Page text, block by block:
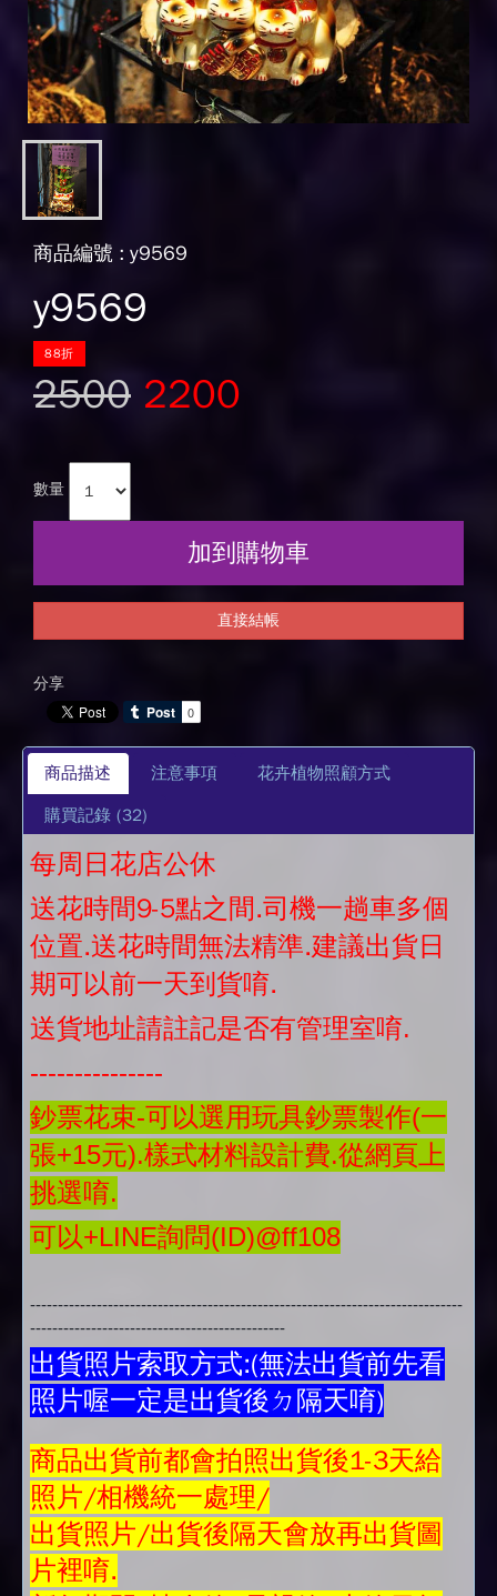
商品編號 : y9569
y9569
88折
2500 2200
數量
加到購物車
直接結帳
分享
商品描述 注意事項
花卉植物照顧方式
購買記錄(32)
每周日花店公休
送花時間9-5點之間.司機一趟車多個
位置.送花時間無法精準.建議出貨日
期可以前一天到貨唷.
送貨地址請註記是否有管理室唷.
---------------
鈔票花束-可以選用玩具鈔票製作(一
張+15元).樣式材料設計費.從網頁上
挑選唷.
可以+LINE詢問(ID)@ff108
------------------------------------------------------------------------------
----------------------------------------------
出貨照片索取方式:(無法出貨前先看
照片喔一定是出貨後ㄉ隔天唷)
商品出貨前都會拍照出貨後1-3天給
照片/相機統一處理/
出貨照片/出貨後隔天會放再出貨圖
片裡唷.